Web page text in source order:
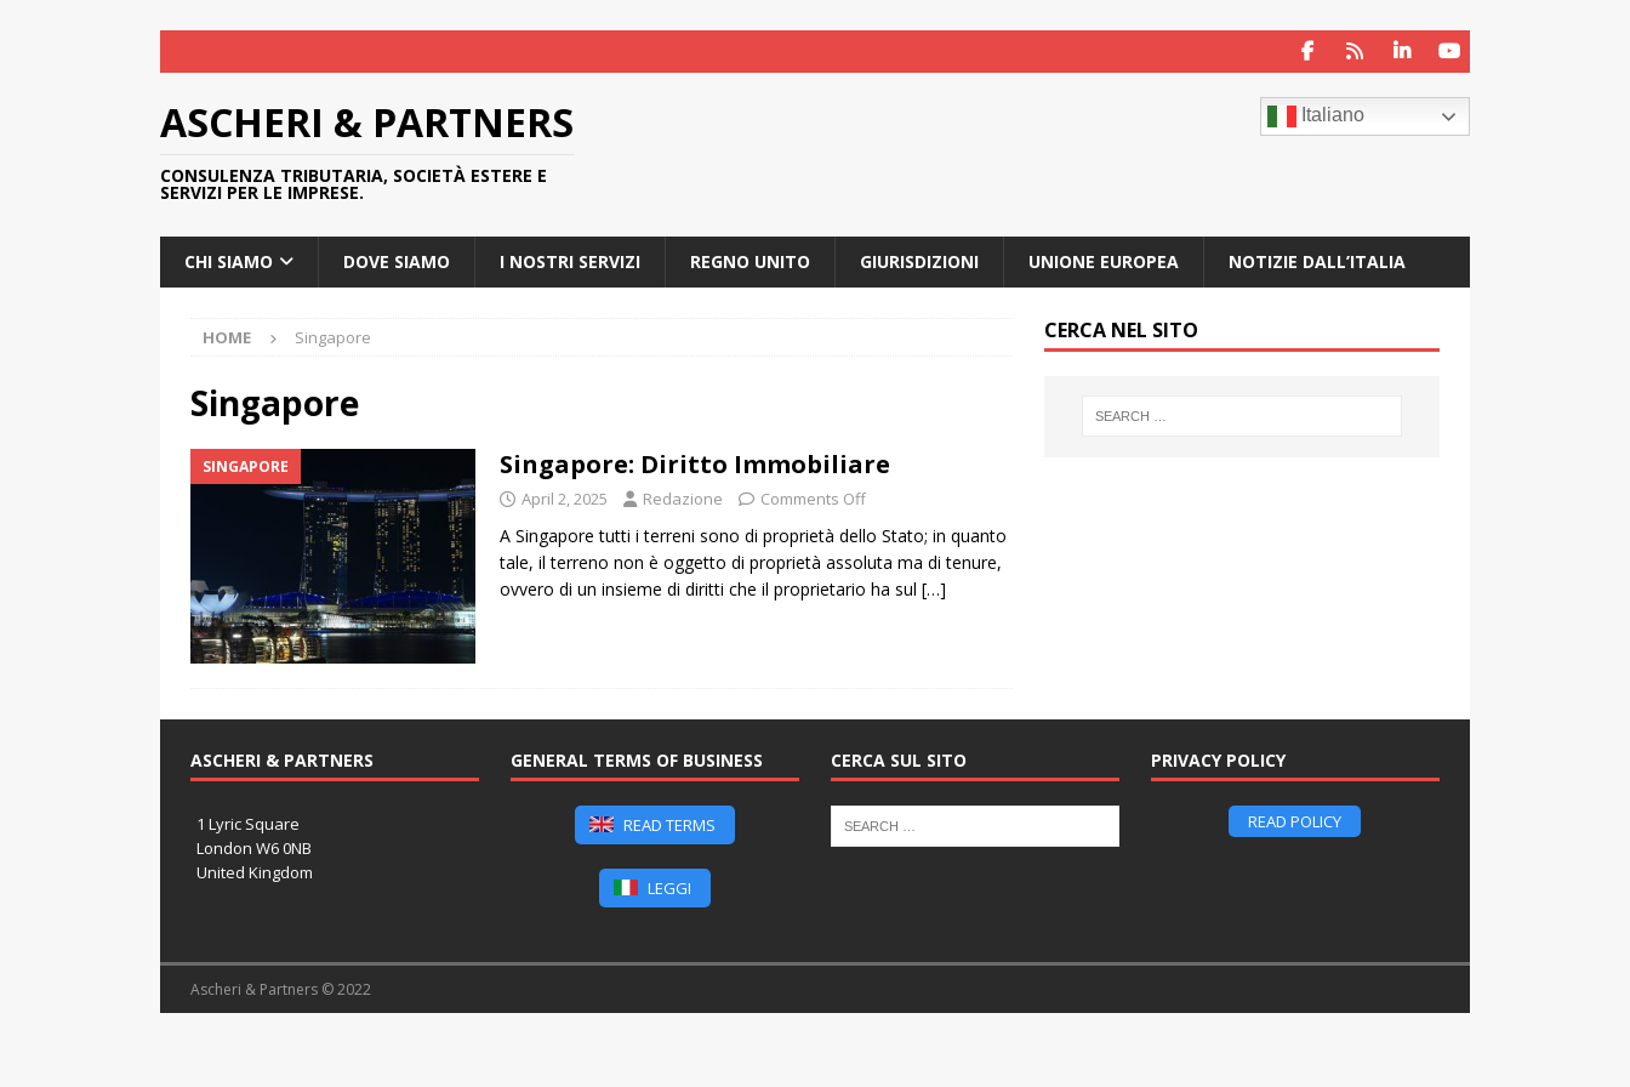
ASCHERI & PARTNERS
CONSULENZA TRIBUTARIA, SOCIETÀ ESTERE E
SERVIZI PER LE IMPRESE.
Italiano
CHI SIAMO DOVE SIAMO I NOSTRI SERVIZI REGNO UNITO GIURISDIZIONI UNIONE EUROPEA NOTIZIE DALL’ITALIA
HOME Singapore
Singapore
SINGAPORE Singapore: Diritto Immobiliare
April 2, 2025 Redazione Comments Off
A Singapore tutti i terreni sono di proprietà dello Stato; in quanto
tale, il terreno non è oggetto di proprietà assoluta ma di tenure,
ovvero di un insieme di diritti che il proprietario ha sul […]
CERCA NEL SITO
ASCHERI & PARTNERS
1 Lyric Square
London W6 0NB
United Kingdom
GENERAL TERMS OF BUSINESS
READ TERMS
LEGGI
CERCA SUL SITO PRIVACY POLICY
READ POLICY
Ascheri & Partners © 2022